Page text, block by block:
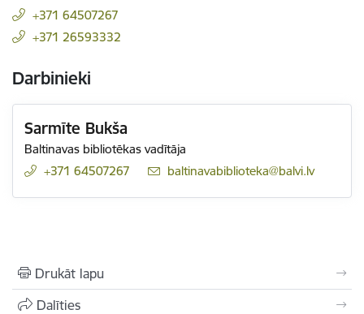
+371 64507267
+371 26593332
Darbinieki
Sarmīte Bukša
Baltinavas bibliotēkas vadītāja
+371 64507267
E-pasts:
baltinavabiblioteka@balvi.lv
Drukāt lapu
Dalīties